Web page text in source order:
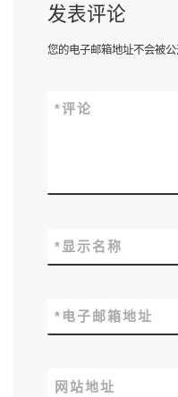
发表评论
您的电子邮箱地址不会被公
评论
*
显示名称
*
电子邮箱地址
*
网站地址